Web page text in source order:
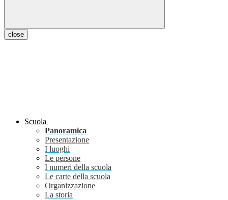
close
Scuola
Panoramica
Presentazione
I luoghi
Le persone
I numeri della scuola
Le carte della scuola
Organizzazione
La storia